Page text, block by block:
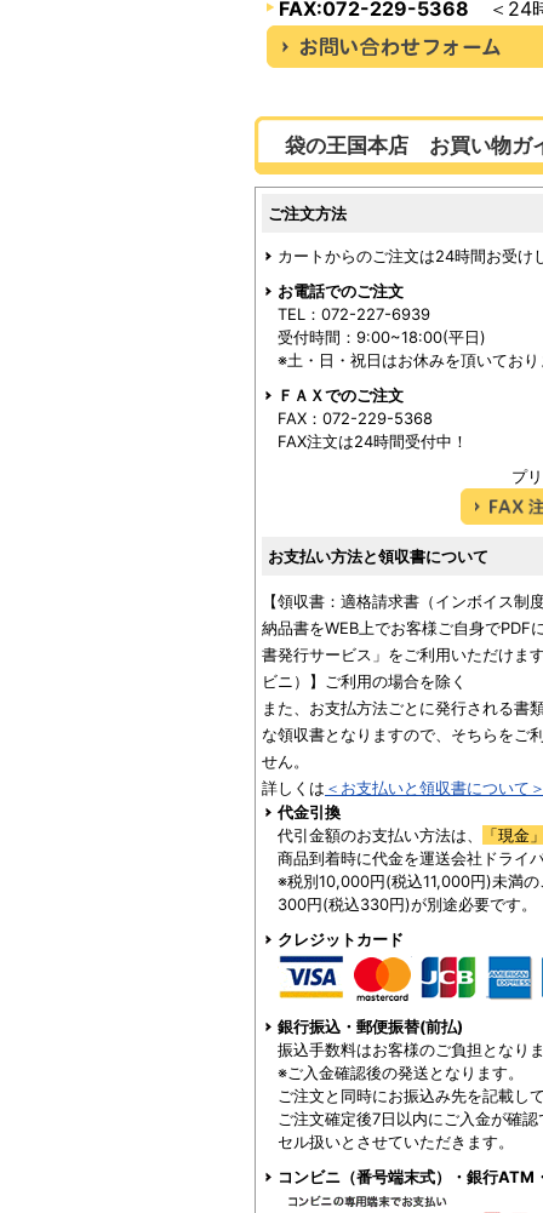
FAX:072-229-5368 ＜24
袋の王国本店 お買い物ガ
ご注文方法
カートからのご注文は24時間お受け
お電話でのご注文
TEL：072-227-6939
受付時間：9:00~18:00(平日)
※土・日・祝日はお休みを頂いてお
ＦＡＸでのご注文
FAX：072-229-5368
FAX注文は24時間受付中！
プ
お支払い方法と領収書について
【領収書：適格請求書（インボイス制
納品書をWEB上でお客様ご自身でPDF
書発行サービス」をご利用いただけま
ビニ）】ご利用の場合を除く
また、お支払方法ごとに発行される書
な領収書となりますので、そちらをご
せん。
詳しくは ＜お支払いと領収書について
代金引換
代引金額のお支払い方法は、
「現金
商品到着時に代金を運送会社ドライ
※税別10,000円(税込11,000円)未満
300円(税込330円)が別途必要です。
クレジットカード
銀行振込・郵便振替(前払)
振込手数料はお客様のご負担となり
※ご入金確認後の発送となります。
ご注文と同時にお振込み先を記載し
ご注文確定後7日以内にご入金が確
セル扱いとさせていただきます。
コンビニ（番号端末式）・銀行ATM